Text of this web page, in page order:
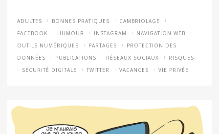
ADULTES BONNES PRATIQUES
CAMBRIOLAGE
FACEBOOK
HUMOUR INSTAGRAM
NAVIGATION WEB
OUTILS NUMÉRIQUES
PARTAGES
PROTECTION DES
DONNÉES
PUBLICATIONS RÉSEAUX SOCIAUX
RISQUES
SÉCURITÉ DIGITALE
TWITTER VACANCES VIE PRIVÉE